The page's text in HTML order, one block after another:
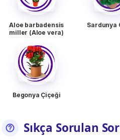
Aloe barbadensis
miller (Aloe vera)
Sardunya
Begonya Çiçeği
Sıkça Sorulan